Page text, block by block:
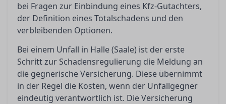
bei Fragen zur Einbindung eines Kfz-Gutachters,
der Definition eines Totalschadens und den
verbleibenden Optionen.
Bei einem Unfall in Halle (Saale) ist der erste
Schritt zur Schadensregulierung die Meldung an
die gegnerische Versicherung. Diese übernimmt
in der Regel die Kosten, wenn der Unfallgegner
eindeutig verantwortlich ist. Die Versicherung